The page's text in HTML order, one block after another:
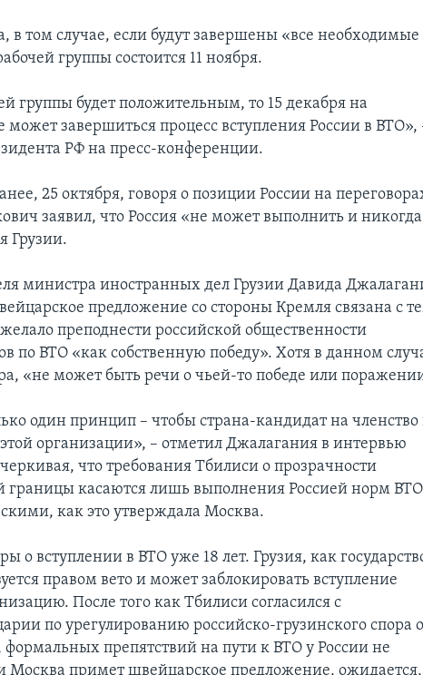
в том случае, если будут завершены «все необходимые
группы состоится 11 ноября.
группы будет положительным, то 15 декабря на
может завершиться процесс вступления России в ВТО»,
РФ на пресс-конференции.
25 октября, говоря о позиции России на
заявил, что Россия «не может выполнить и
Грузии.
министра иностранных дел Грузии Давида
предложение со стороны Кремля связана с
преподнести российской общественности
по ВТО «как собственную победу». Хотя в данном
«не может быть речи о чьей-то победе или
один принцип – чтобы страна-кандидат на членство
организации», – отметил Джалагания в интервью
что требования Тбилиси о прозрачности
границы касаются лишь выполнения Россией норм
как это утверждала Москва.
о вступлении в ВТО уже 18 лет. Грузия, как
правом вето и может заблокировать вступление
После того как Тбилиси согласился с
по урегулированию российско-грузинского спора о
формальных препятствий на пути к ВТО у России не
Москва примет швейцарское предложение, ожидается,